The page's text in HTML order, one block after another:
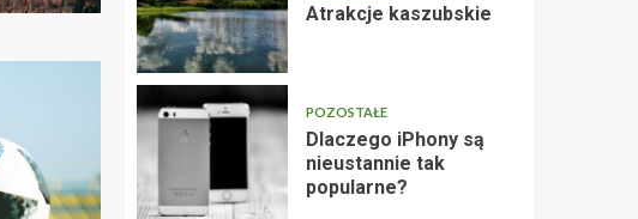
Atrakcje kaszubskie
POZOSTAŁE
Dlaczego iPhony są
nieustannie tak
popularne?